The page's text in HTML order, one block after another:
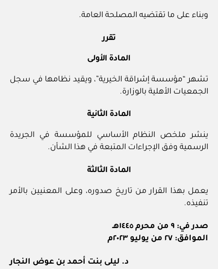
وبناء على ما تقتضيه المصلحة العامة.
تقرر
المادة الأولى
تشهر “مؤسسة إشراقة الخيرية”، ويقيد نظامها في سجل
الجمعيات الأهلية بالوزارة.
المادة الثانية
ينشر ملخص النظام الأساسي للمؤسسة في الجريدة
الرسمية وفق الإجراءات المتبعة في هذا الشأن.
المادة الثالثة
يعمل بهذا القرار من تاريخ صدوره، وعلى المعنيين بالأمر
تنفيذه.
صدر في: ٩ من محرم ١٤٤٥هـ
الموافق: ٢٧ من يوليو ٢٠٢٣م
د. ليلى بنت أحمد بن عوض النجار